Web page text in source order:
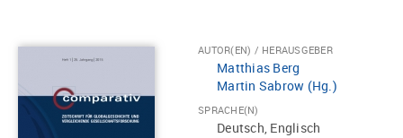
AUTOR(EN) / HERAUSGEBER
Matthias Berg
Martin Sabrow (Hg.)
SPRACHE(N)
Deutsch, Englisch